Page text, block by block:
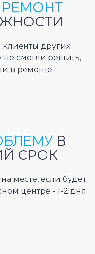
РЕМОНТ
клиенты других
не смогли решить,
в ремонте
В
СРОК
месте, если будет
центре - 1-2 дня.